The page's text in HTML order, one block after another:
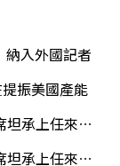
入外國記者
振美國產能
來犯了一些錯
來犯了一些錯